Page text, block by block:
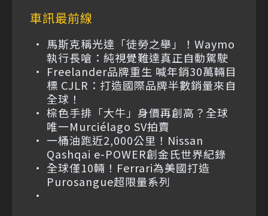
車訊最前線
馬斯克稱光達「徒勞之舉」！Waymo
執行長嗆：純視覺難達真正自動駕駛
Freelander品牌重生 喊年銷30萬輛目
標 CJLR：打造國際品牌半數銷量來自
全球！
棕色手排「大牛」身價再創高？全球
唯一Murciélago SV拍賣
一桶油跑近2,000公里！Nissan
Qashqai e-POWER創金氏世界紀錄
全球僅10輛！Ferrari為美國打造
Purosangue超限量系列